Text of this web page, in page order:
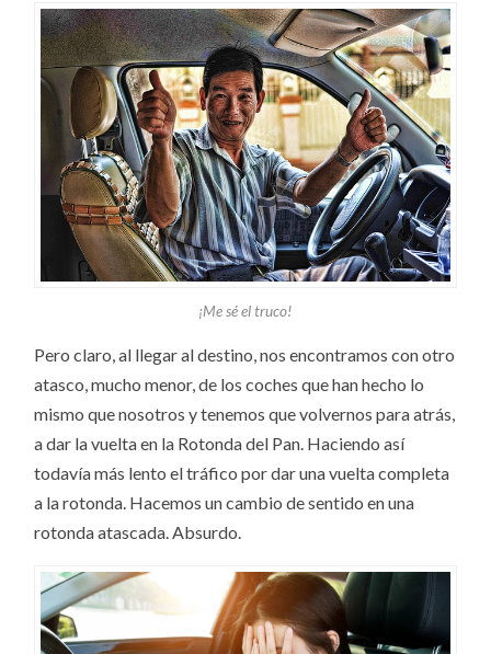
¡Me sé el truco!
Pero claro, al llegar al destino, nos encontramos con otro
atasco, mucho menor, de los coches que han hecho lo
mismo que nosotros y tenemos que volvernos para atrás,
a dar la vuelta en la Rotonda del Pan. Haciendo así
todavía más lento el tráfico por dar una vuelta completa
a la rotonda. Hacemos un cambio de sentido en una
rotonda atascada. Absurdo.